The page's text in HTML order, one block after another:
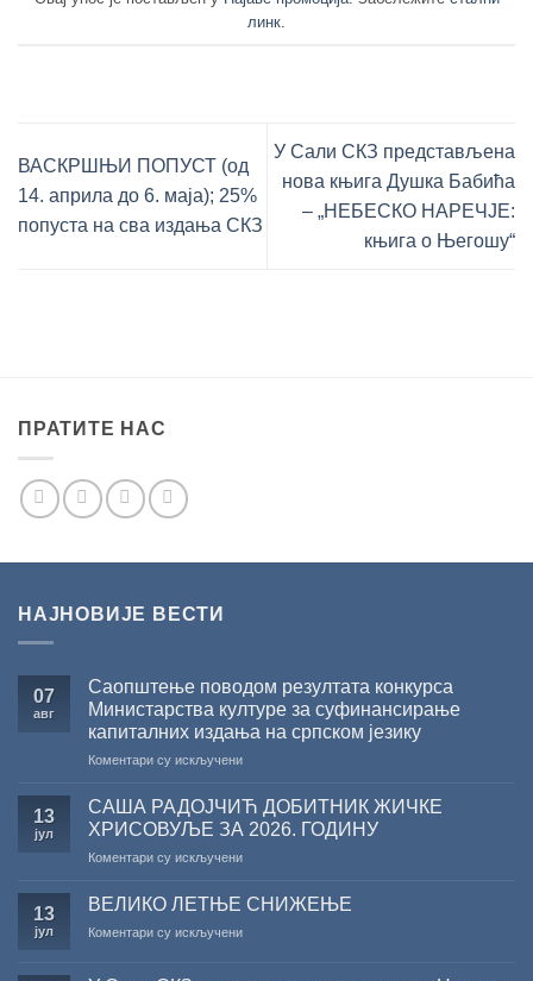
линк.
ВАСКРШЊИ ПОПУСТ (од
14. априла до 6. маја); 25%
попуста на сва издања СКЗ
У Сали СКЗ представљена
нова књига Душка Бабића
‒ „НЕБЕСКО НАРЕЧЈЕ:
књига о Његошу“
ПРАТИТЕ НАС
НАЈНОВИЈЕ ВЕСТИ
07
авг
Саопштење поводом резултата конкурса
Министарства културе за суфинансирање
капиталних издања на српском језику
Коментари су искљученина
поводом
резултата
конкурса
Министарства
за
капиталних
13
јул
САША РАДОЈЧИЋ ДОБИТНИК ЖИЧКЕ
ХРИСОВУЉЕ ЗА 2026. ГОДИНУ
Коментари су искљученина
РАДОЈЧИЋ
ЖИЧКЕ
13
јул
ВЕЛИКО ЛЕТЊЕ СНИЖЕЊЕ
Коментари су искљученина